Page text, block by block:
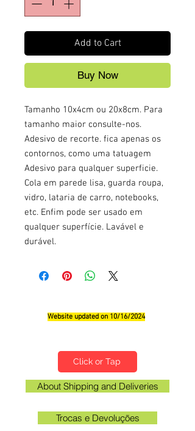
Add to Cart
Buy Now
Tamanho 10x4cm ou 20x8cm. Para
tamanho maior consulte-nos.
Adesivo de recorte. fica apenas os
contornos, como uma tatuagem
Adesivo para qualquer superficie.
Cola em parede lisa, guarda roupa,
vidro, lataria de carro, notebooks,
etc. Enfim pode ser usado em
qualquer superfície. Lavável e
durável.
Website updated on 10/16/2024
Click or Tap
About Shipping and Deliveries
Trocas e Devoluções